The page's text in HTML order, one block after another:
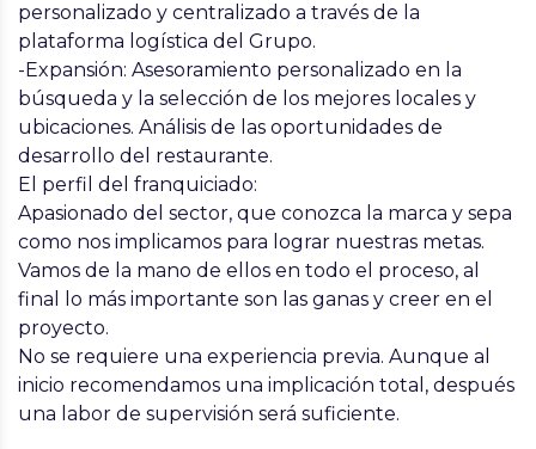
personalizado y centralizado a través de la
plataforma logística del Grupo.
-Expansión: Asesoramiento personalizado en la
búsqueda y la selección de los mejores locales y
ubicaciones. Análisis de las oportunidades de
desarrollo del restaurante.
El perfil del franquiciado:
Apasionado del sector, que conozca la marca y sepa
como nos implicamos para lograr nuestras metas.
Vamos de la mano de ellos en todo el proceso, al
final lo más importante son las ganas y creer en el
proyecto.
No se requiere una experiencia previa. Aunque al
inicio recomendamos una implicación total, después
una labor de supervisión será suficiente.